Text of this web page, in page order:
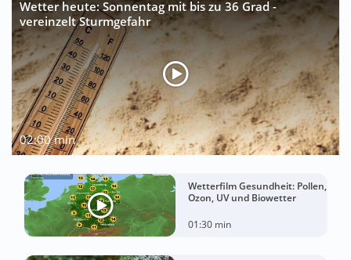
Wetter heute: Sonnentag mit bis zu 36 Grad -
vereinzelt Sturmgefahr
02:00 min
Wetterfilm Gesundheit: Pollen,
Ozon, UV und Biowetter
01:30 min